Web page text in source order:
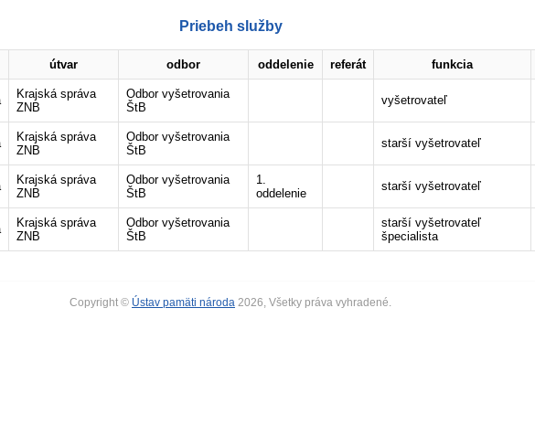
Priebeh služby
útvar odbor oddelenie referát funkcia
Krajská správa
ZNB
Odbor vyšetrovania
ŠtB
vyšetrovateľ
Krajská správa
ZNB
Odbor vyšetrovania
ŠtB
starší vyšetrovateľ
Krajská správa
ZNB
Odbor vyšetrovania
ŠtB
1.
oddelenie
starší vyšetrovateľ
Krajská správa
ZNB
Odbor vyšetrovania
ŠtB
starší vyšetrovateľ
špecialista
Copyright © Ústav pamäti národa 2026, Všetky práva vyhradené.